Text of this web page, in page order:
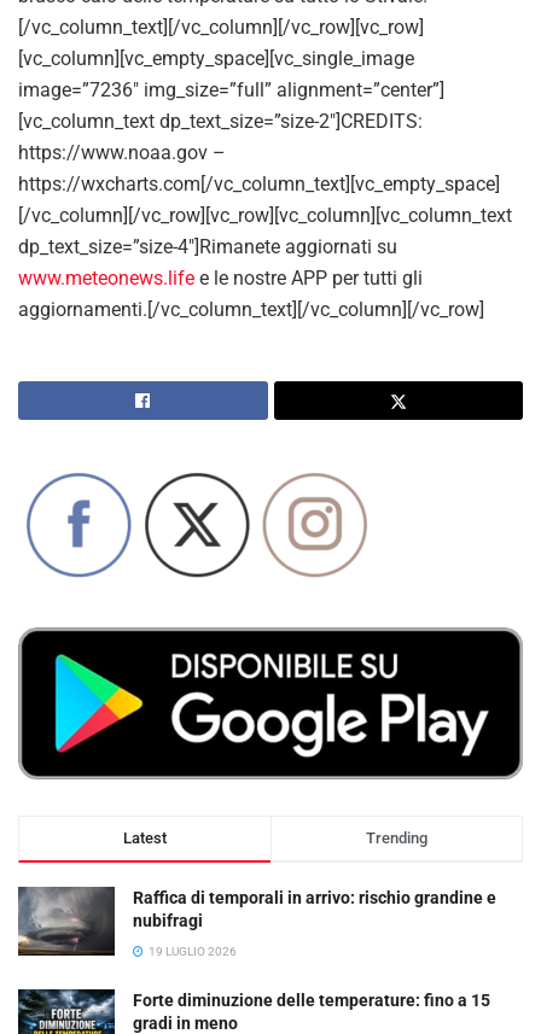
[/vc_column_text][/vc_column][/vc_row][vc_row]
[vc_column][vc_empty_space][vc_single_image
image=”7236″ img_size=”full” alignment=”center”]
[vc_column_text dp_text_size=”size-2″]CREDITS:
https://www.noaa.gov –
https://wxcharts.com[/vc_column_text][vc_empty_space]
[/vc_column][/vc_row][vc_row][vc_column][vc_column_text
dp_text_size=”size-4″]Rimanete aggiornati su
www.meteonews.life e le nostre APP per tutti gli
aggiornamenti.[/vc_column_text][/vc_column][/vc_row]
Latest Trending
Raffica di temporali in arrivo: rischio grandine e
nubifragi
19 LUGLIO 2026
Forte diminuzione delle temperature: fino a 15
gradi in meno